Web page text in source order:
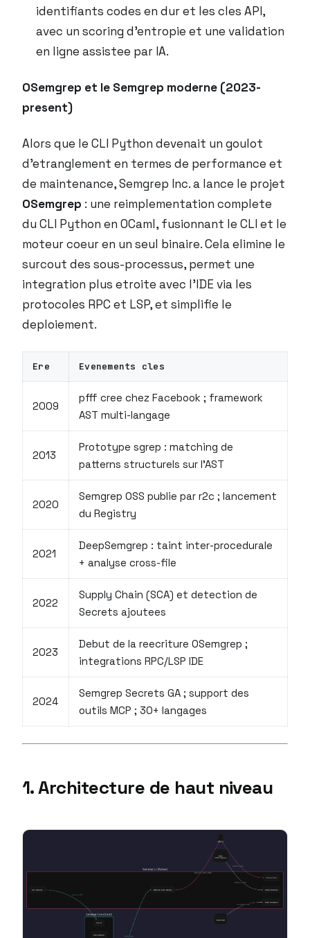
identifiants codes en dur et les cles API,
avec un scoring d’entropie et une validation
en ligne assistee par IA.
OSemgrep et le Semgrep moderne (2023-
present)
Alors que le CLI Python devenait un goulot
d’etranglement en termes de performance et
de maintenance, Semgrep Inc. a lance le projet
OSemgrep : une reimplementation complete
du CLI Python en OCaml, fusionnant le CLI et le
moteur coeur en un seul binaire. Cela elimine le
surcout des sous-processus, permet une
integration plus etroite avec l’IDE via les
protocoles RPC et LSP, et simplifie le
deploiement.
Ere Evenements cles
2009
pfff cree chez Facebook ; framework
AST multi-langage
2013
Prototype sgrep : matching de
patterns structurels sur l’AST
2020
Semgrep OSS publie par r2c ; lancement
du Registry
2021
DeepSemgrep : taint inter-procedurale
+ analyse cross-file
2022
Supply Chain (SCA) et detection de
Secrets ajoutees
2023
Debut de la reecriture OSemgrep ;
integrations RPC/LSP IDE
2024
Semgrep Secrets GA ; support des
outils MCP ; 30+ langages
1. Architecture de haut niveau